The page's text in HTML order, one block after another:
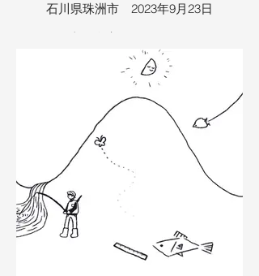
石川県珠洲市 2023年9月23日
バイクが古い倉庫にありました。バイク
の持ち主は最近お金持ちになったおじさ
んで、ちょっとお腹が出ていました。お
じさんはさらに食べ過ぎてバイクに乗れ
なくなってしまいました。なんとか痩せ
ようと、おじさんは山登りをしました
が、途中でかやって（転んで）骨折して
しまいました。そこでバイクをネットで
売る事にしましたが、汚くて買い手がつ
きませんでした。そこで、おじさんはバ
イクを綺麗にしようとしましたが、その
前にお酒を飲んで寝てしまいました。寝
ている間に、友達だと思っていた悪人に
バイクが盗まれてしまいました。バイク
を探していると、おじさんは４０㎏も痩
せてしまい、その結果、彼女ができまし